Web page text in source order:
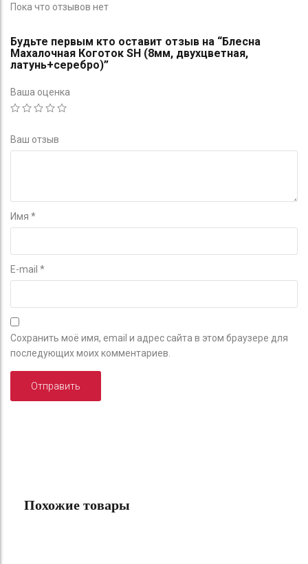
Пока что отзывов нет
Будьте первым кто оставит отзыв на “Блесна
Махалочная Коготок SH (8мм, двухцветная,
латунь+серебро)”
Ваша оценка
Ваш отзыв
Имя *
E-mail *
Сохранить моё имя, email и адрес сайта в этом браузере для
последующих моих комментариев.
Похожие товары